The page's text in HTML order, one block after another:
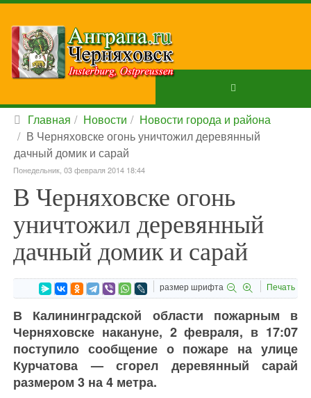
Главная Новости
Новости города и района
В Черняховске огонь уничтожил деревянный
дачный домик и сарай
Понедельник, 03 февраля 2014 18:44
В Черняховске огонь
уничтожил деревянный
дачный домик и сарай
размер шрифта Печать
В Калининградской области пожарным в
Черняховске накануне, 2 февраля, в 17:07
поступило сообщение о пожаре на улице
Курчатова — сгорел деревянный сарай
размером 3 на 4 метра.